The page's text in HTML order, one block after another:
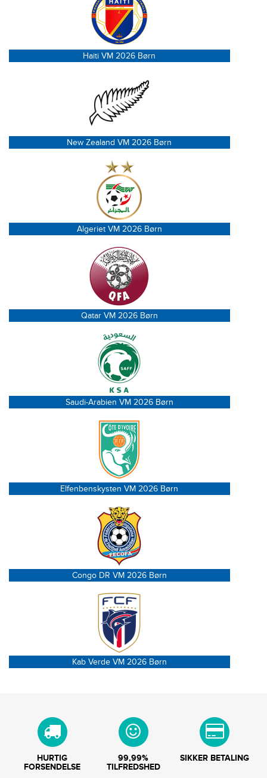
Haiti VM 2026 Børn
New Zealand VM 2026 Børn
Algeriet VM 2026 Børn
Qatar VM 2026 Børn
Saudi-Arabien VM 2026 Børn
Elfenbenskysten VM 2026 Børn
Congo DR VM 2026 Børn
Kab Verde VM 2026 Børn
HURTIG
FORSENDELSE
99,99%
TILFREDSHED
SIKKER BETALING